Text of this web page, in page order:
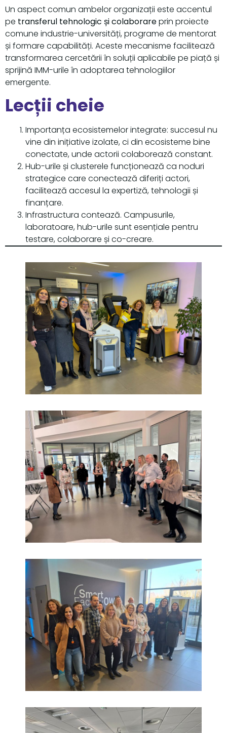
Un aspect comun ambelor organizații este accentul
pe transferul tehnologic și colaborareprin proiecte
comune industrie-universități, programe de mentorat
și formare capabilități. Aceste mecanisme facilitează
transformarea cercetării în soluții aplicabile pe piață și
sprijină IMM-urile în adoptarea tehnologiilor
emergente.
Lecții cheie
Importanța ecosistemelor integrate: succesul nu
vine din inițiative izolate, ci din ecosisteme bine
conectate, unde actorii colaborează constant.
Hub-urile și clusterele funcționează ca noduri
strategice care conectează diferiți actori,
facilitează accesul la expertiză, tehnologii și
finanțare.
Infrastructura contează. Campusurile,
laboratoare, hub-urile sunt esențiale pentru
testare, colaborare și co-creare.